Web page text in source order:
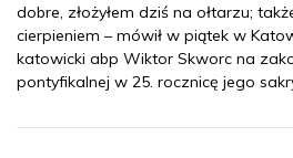
dobre, złożyłem dziś na ołtarzu;
cierpieniem – mówił w piątek w
katowicki abp Wiktor Skworc na
pontyfikalnej w 25. rocznicę jego